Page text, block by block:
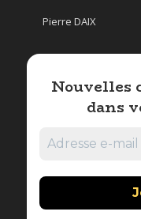
Pierre DAIX
Nouvelles
dans